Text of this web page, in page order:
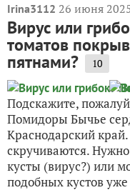
Irina3112 26 июня
Вирус или
томатов
пятнами? 10
Подскажите,
Помидоры Бычье
Краснодарский
скручиваются.
кусты (вирус?) или
подобных кустов